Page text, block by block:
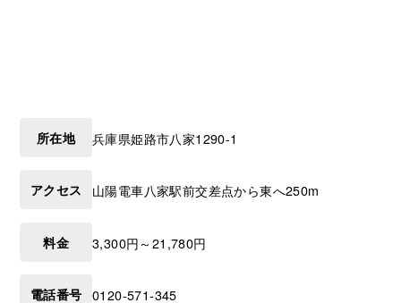
所在地 兵庫県姫路市八家1290-1
アクセス 山陽電車八家駅前交差点から東へ250m
料金 3,300円～21,780円
電話番号 0120-571-345